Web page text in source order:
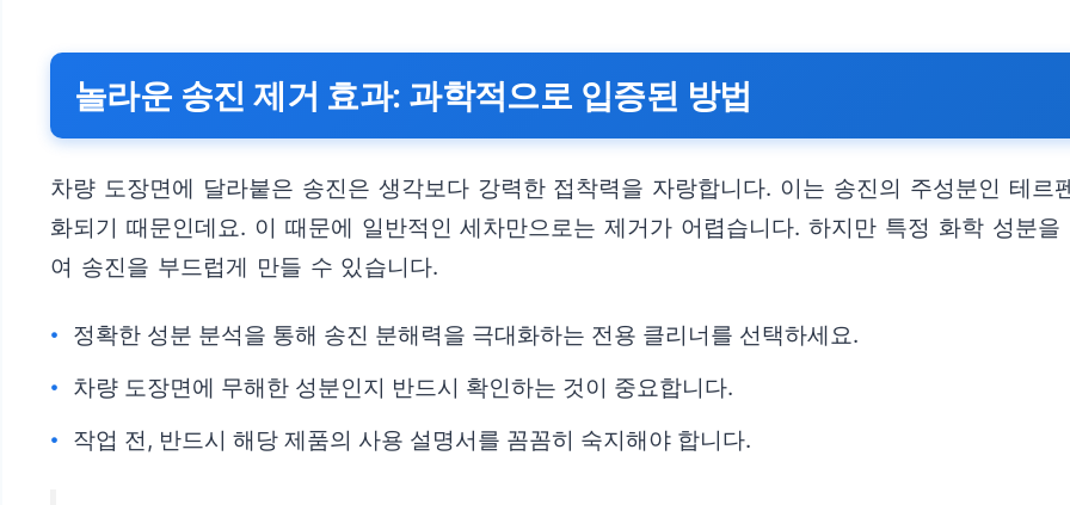
놀라운 송진 제거 효과: 과학적으로 입증된 방법
차량 도장면에 달라붙은 송진은 생각보다 강력한 접착력을 자랑합니다. 이는 송진의 주성분인 테
화되기 때문인데요. 이 때문에 일반적인 세차만으로는 제거가 어렵습니다. 하지만 특정 화학 성분
여 송진을 부드럽게 만들 수 있습니다.
정확한 성분 분석을 통해 송진 분해력을 극대화하는 전용 클리너를 선택하세요.
차량 도장면에 무해한 성분인지 반드시 확인하는 것이 중요합니다.
작업 전, 반드시 해당 제품의 사용 설명서를 꼼꼼히 숙지해야 합니다.